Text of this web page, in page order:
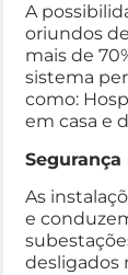
A
oriundos
mais de
sistema
como:
em casa e
As
e
desligados